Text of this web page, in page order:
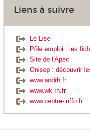
Liens à suivre
Le Lise
Pôle emploi : les
Site de l'Apec
Onisep : découvrir
www.andrh.fr
www.wk-rh.fr
www.centre-inffo.fr